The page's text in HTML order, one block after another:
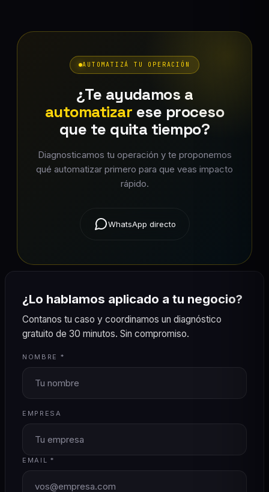
AUTOMATIZÁ TU OPERACIÓN
¿Te ayudamos a
automatizar ese proceso
que te quita tiempo?
Diagnosticamos tu operación y te proponemos
qué automatizar primero para que veas impacto
rápido.
WhatsApp directo
¿Lo hablamos aplicado a tu negocio?
Contanos tu caso y coordinamos un diagnóstico
gratuito de 30 minutos. Sin compromiso.
NOMBRE *
EMPRESA
EMAIL *